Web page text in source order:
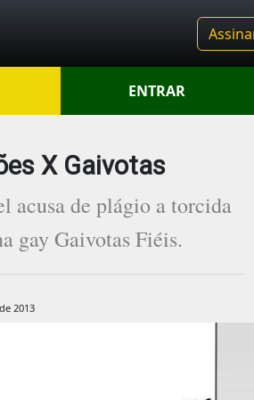
ENTRAR
X Gaivotas
acusa de plágio a torcida
gay Gaivotas Fiéis.
2013